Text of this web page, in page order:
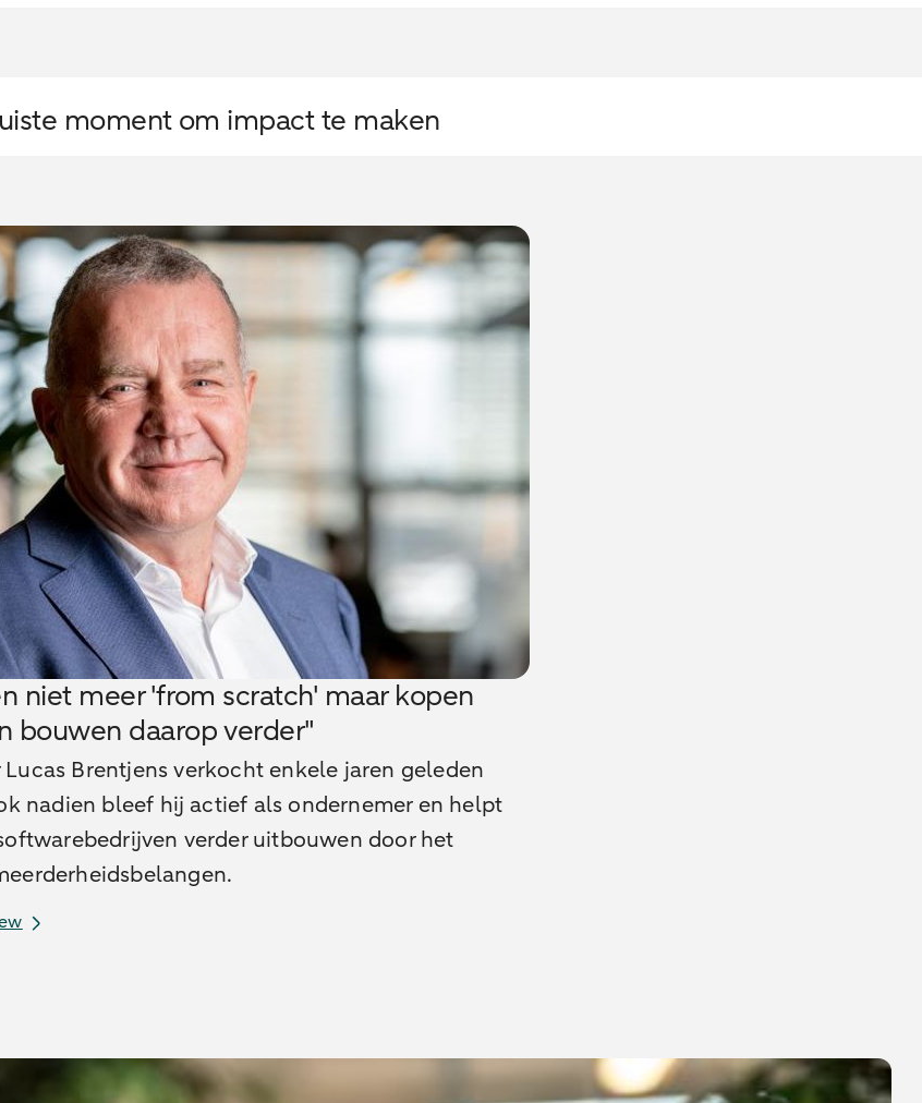
moment om impact te maken
niet meer 'from scratch' maar kopen
bouwen daarop verder"
Brentjens verkocht enkele jaren geleden
nadien bleef hij actief als ondernemer en helpt
verder uitbouwen door het